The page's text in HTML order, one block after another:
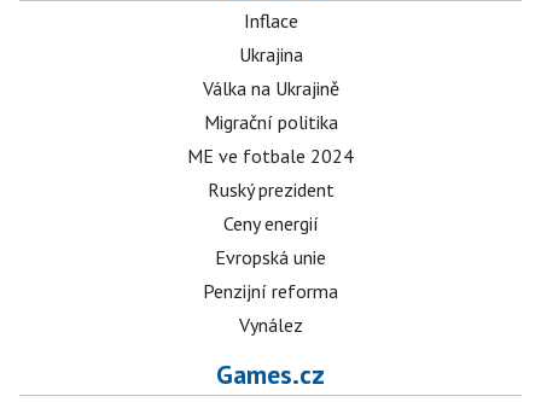
Inflace
Ukrajina
Válka na Ukrajině
Migrační politika
ME ve fotbale 2024
Ruský prezident
Ceny energií
Evropská unie
Penzijní reforma
Vynález
Games.cz